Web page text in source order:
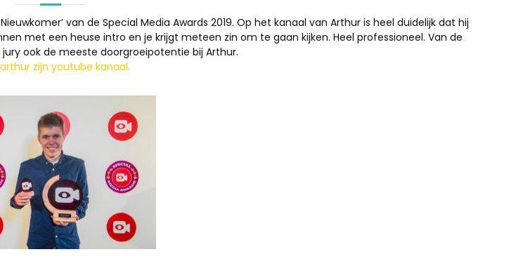
van de Special Media Awards 2019. Op het kanaal van Arthur is heel duidelijk dat hij
met een heuse intro en je krijgt meteen zin om te gaan kijken. Heel professioneel. Van de
ook de meeste doorgroeipotentie bij Arthur.
arthur zijn youtube kanaal.